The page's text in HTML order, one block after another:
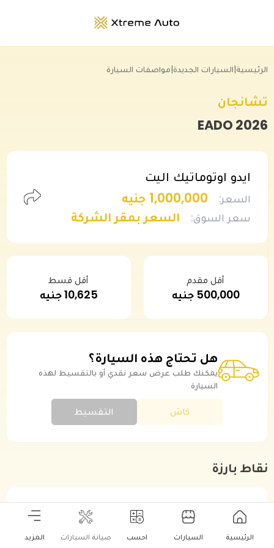
الرئيسية|السيارات الجديدة|مواصفات السيارة
تشانجان
EADO 2026
ايدو اوتوماتيك اليت
السعر: 1,000,000 جنيه
سعر السوق: السعر بمقر الشركة
أقل مقدم
500,000 جنيه
أقل قسط
10,625 جنيه
هل تحتاج هذه السيارة؟
يمكنك طلب عرض سعر نقدي أو بالتقسيط لهذه
السيارة
كاش التقسيط
نقاط بارزة
موديل سنة 2026
الرئيسية السيارات احسب صيانة السيارات المزيد